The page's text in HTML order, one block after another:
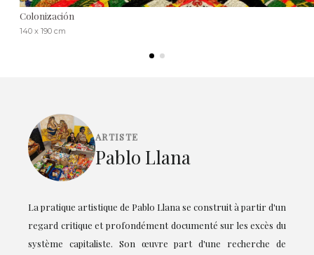
Colonización
140 x 190 cm
ARTISTE
Pablo Llana
La pratique artistique de Pablo Llana se construit à partir d'un
regard critique et profondément documenté sur les excès du
système capitaliste. Son œuvre part d'une recherche de